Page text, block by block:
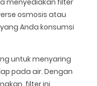
osmosis atau
Anda konsumsi
untuk menyaring
pada air. Dengan
filter ini